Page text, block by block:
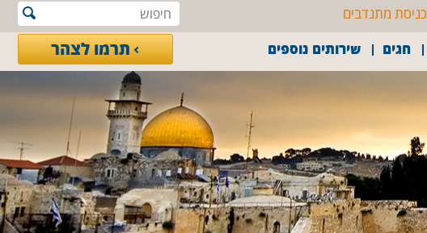
כניסת מתנדבים
חגים שירותים נוספים תרמו לצהר